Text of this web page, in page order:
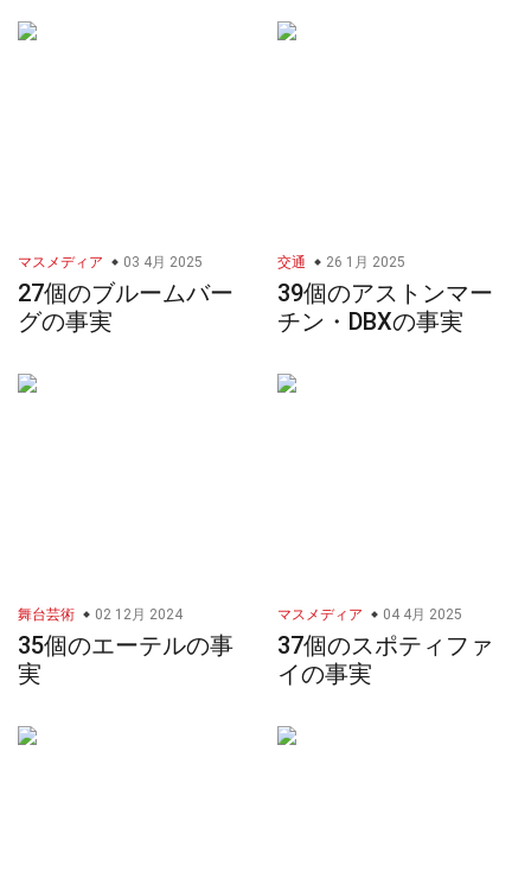
マスメディア 03 4月 2025
27個のブルームバー
グの事実
交通 26 1月 2025
39個のアストンマー
チン・DBXの事実
舞台芸術 02 12月 2024
35個のエーテルの事
実
マスメディア 04 4月 2025
37個のスポティファ
イの事実